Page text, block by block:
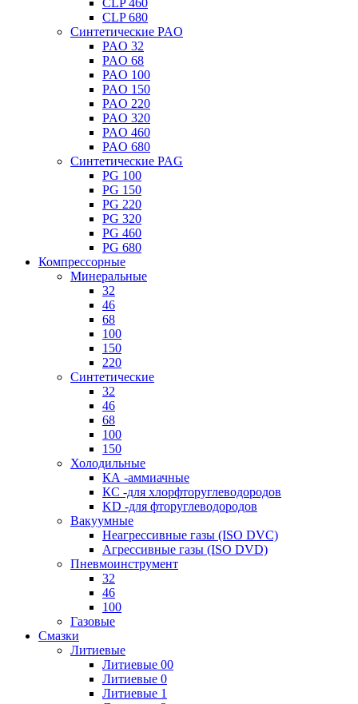
CLP 460
CLP 680
Синтетические PAO
PAO 32
PAO 68
PAO 100
PAO 150
PAO 220
PAO 320
PAO 460
PAO 680
Синтетические PAG
PG 100
PG 150
PG 220
PG 320
PG 460
PG 680
Компрессорные
Минеральные
32
46
68
100
150
220
Синтетические
32
46
68
100
150
Холодильные
КА -аммиачные
КС -для хлорфторуглеводородов
KD -для фторуглеводородов
Вакуумные
Неагрессивные газы (ISO DVC)
Агрессивные газы (ISO DVD)
Пневмоинструмент
32
46
100
Газовые
Смазки
Литиевые
Литиевые 00
Литиевые 0
Литиевые 1